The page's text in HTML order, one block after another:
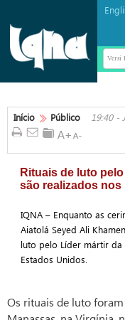
Versi
Início Público 19:40 -
Rituais de luto
são realizados nos
IQNA – Enquanto as
Aiatolá Seyed Ali
luto pelo Líder mártir da
Estados Unidos.
Os rituais de luto